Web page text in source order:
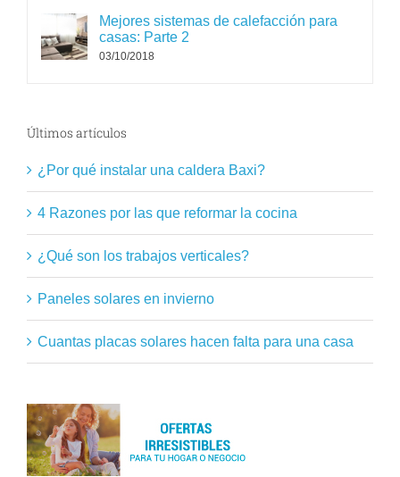
Mejores sistemas de calefacción para
casas: Parte 2
03/10/2018
Últimos artículos
¿Por qué instalar una caldera Baxi?
4 Razones por las que reformar la cocina
¿Qué son los trabajos verticales?
Paneles solares en invierno
Cuantas placas solares hacen falta para una casa